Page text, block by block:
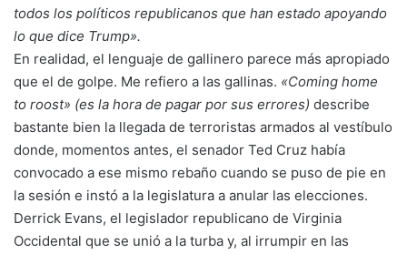
todos los políticos republicanos que han estado apoyando
lo que dice Trump».
En realidad, el lenguaje de gallinero parece más apropiado
que el de golpe. Me refiero a las gallinas. «Coming home
to roost» (es la hora de pagar por sus errores) describe
bastante bien la llegada de terroristas armados al vestíbulo
donde, momentos antes, el senador Ted Cruz había
convocado a ese mismo rebaño cuando se puso de pie en
la sesión e instó a la legislatura a anular las elecciones.
Derrick Evans, el legislador republicano de Virginia
Occidental que se unió a la turba y, al irrumpir en las